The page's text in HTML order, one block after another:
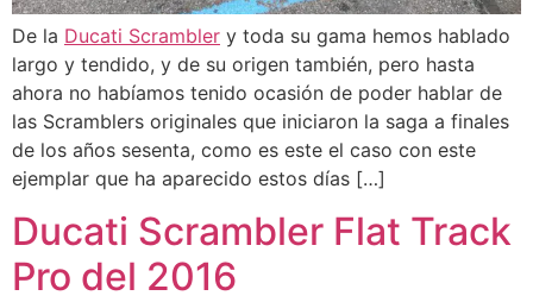
De la Ducati Scrambler y toda su gama hemos hablado
largo y tendido, y de su origen también, pero hasta
ahora no habíamos tenido ocasión de poder hablar de
las Scramblers originales que iniciaron la saga a finales
de los años sesenta, como es este el caso con este
ejemplar que ha aparecido estos días […]
Ducati Scrambler Flat Track
Pro del 2016